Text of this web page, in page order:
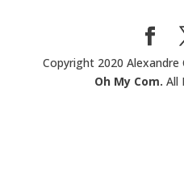
Copyright 2020 Alexandre
Oh My Com. All